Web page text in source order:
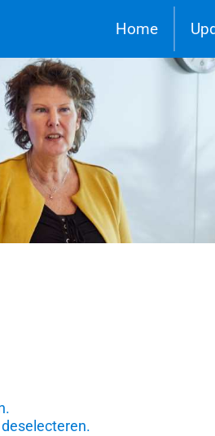
Home